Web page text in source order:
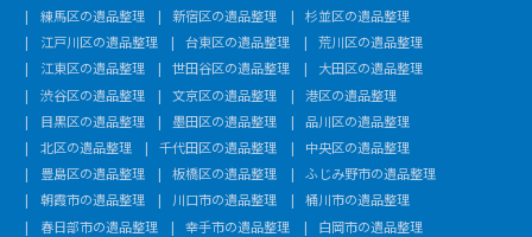
練馬区の遺品整理
新宿区の遺品整理
杉並区の遺品整理
江戸川区の遺品整理
台東区の遺品整理
荒川区の遺品整理
江東区の遺品整理
世田谷区の遺品整理
大田区の遺品整理
渋谷区の遺品整理
文京区の遺品整理
港区の遺品整理
目黒区の遺品整理
墨田区の遺品整理
品川区の遺品整理
北区の遺品整理
千代田区の遺品整理
中央区の遺品整理
豊島区の遺品整理
板橋区の遺品整理
ふじみ野市の遺品整理
朝霞市の遺品整理
川口市の遺品整理
桶川市の遺品整理
春日部市の遺品整理
幸手市の遺品整理
白岡市の遺品整理